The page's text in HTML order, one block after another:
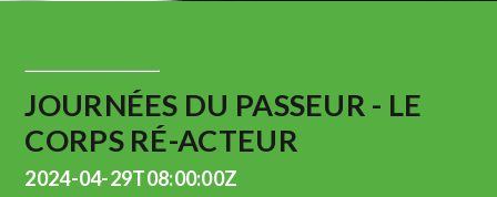
JOURNÉES DU PASSEUR - LE
CORPS RÉ-ACTEUR
2024-04-29T08:00:00Z